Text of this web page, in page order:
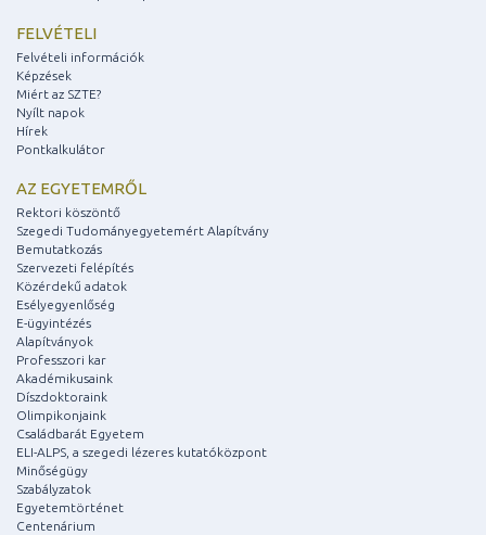
FELVÉTELI
Felvételi információk
Képzések
Miért az SZTE?
Nyílt napok
Hírek
Pontkalkulátor
AZ EGYETEMRŐL
Rektori köszöntő
Szegedi Tudományegyetemért Alapítvány
Bemutatkozás
Szervezeti felépítés
Közérdekű adatok
Esélyegyenlőség
E-ügyintézés
Alapítványok
Professzori kar
Akadémikusaink
Díszdoktoraink
Olimpikonjaink
Családbarát Egyetem
ELI-ALPS, a szegedi lézeres kutatóközpont
Minőségügy
Szabályzatok
Egyetemtörténet
Centenárium